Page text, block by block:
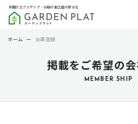
全国のエクステリア・お庭の施工店が探せる
掲載をご希望の
MEMBER SHIP
ホーム ー 会員登録